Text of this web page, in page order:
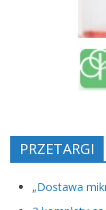
PRZETARGI
„Dostawa